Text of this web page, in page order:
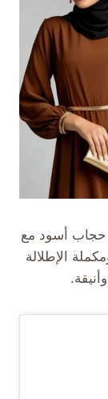
حجاب أسود مع
الإطلالة